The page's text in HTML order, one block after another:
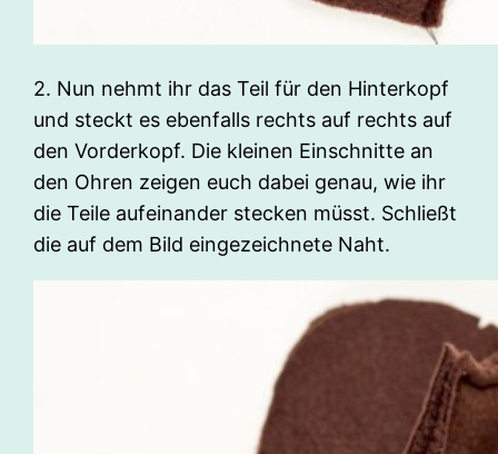
2. Nun nehmt ihr das Teil für den Hinterkopf
und steckt es ebenfalls rechts auf rechts auf
den Vorderkopf. Die kleinen Einschnitte an
den Ohren zeigen euch dabei genau, wie ihr
die Teile aufeinander stecken müsst. Schließt
die auf dem Bild eingezeichnete Naht.